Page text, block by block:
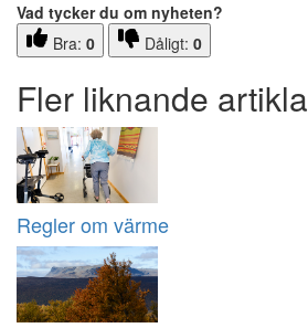
Vad tycker du om nyheten?
Bra: 0 Dåligt: 0
Fler liknande
Regler om värme